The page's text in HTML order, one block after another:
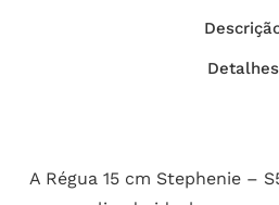
Detalhes
A Régua 15 cm Stephenie –